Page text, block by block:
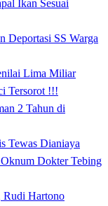
Ikan Sesuai
Deportasi SS Warga
Lima Miliar
Tersorot !!!
2 Tahun di
Tewas Dianiaya
Dokter Tebing
Rudi Hartono